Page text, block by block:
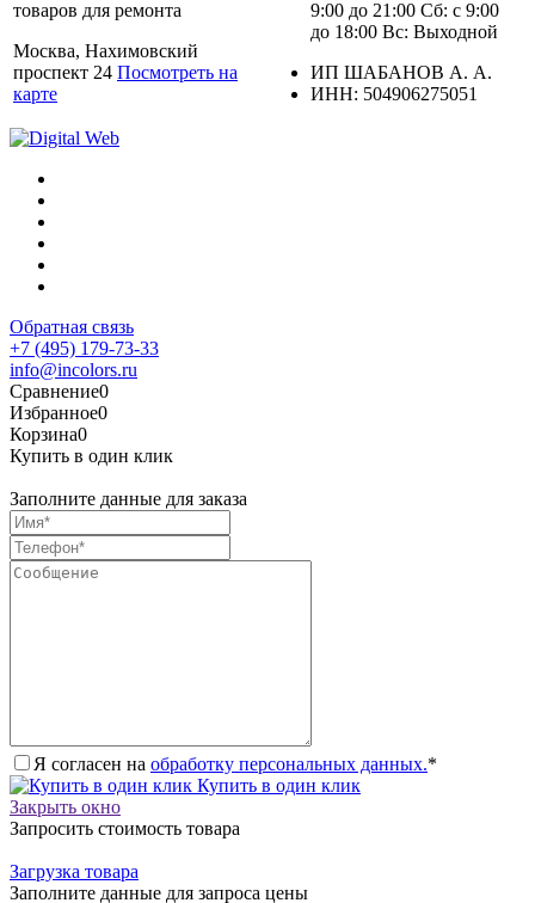
товаров для ремонта
Москва, Нахимовский
проспект 24 Посмотреть на
карте
9:00 до 21:00 Сб: с 9:00
до 18:00 Вс: Выходной
ИП ШАБАНОВ А. А.
ИНН: 504906275051
Обратная связь
+7 (495) 179-73-33
info@incolors.ru
Сравнение0
Избранное0
Корзина0
Купить в один клик
Заполните данные для заказа
Я согласен на обработку персональных данных.*
Купить в один клик
Закрыть окно
Запросить стоимость товара
Загрузка товара
Заполните данные для запроса цены